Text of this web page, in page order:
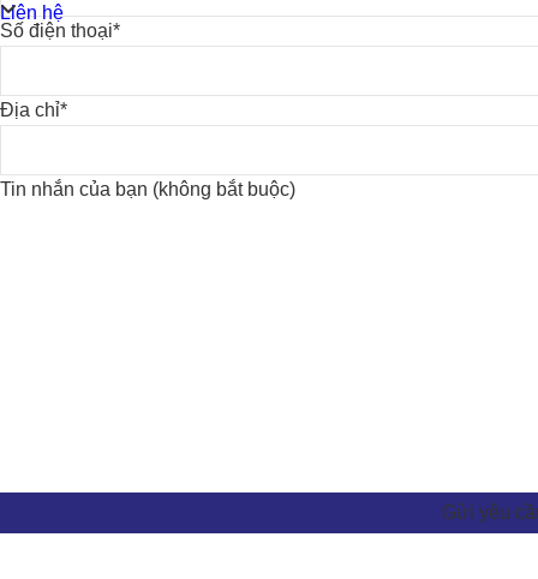
Số điện thoại*
Địa chỉ*
Tin nhắn của bạn (không bắt buộc)
Liên hệ